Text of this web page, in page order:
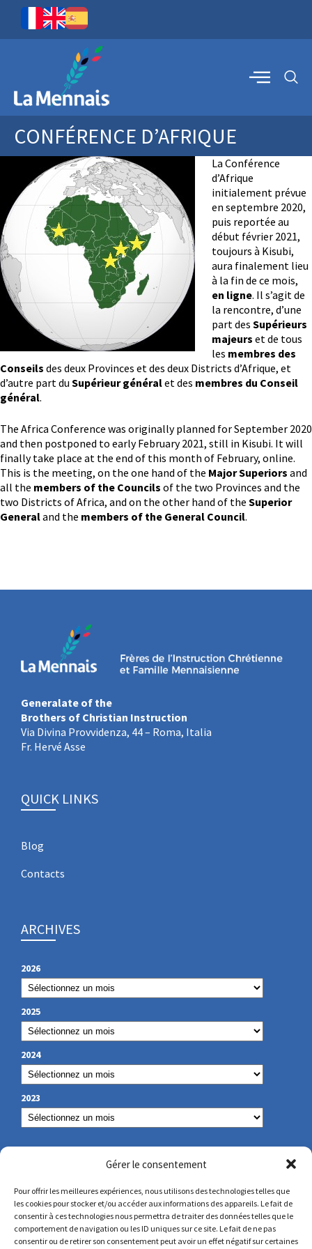
Gérer le consentement
Pour offrir les meilleures expériences, nous utilisons des technologies telles que
les cookies pour stocker et/ou accéder aux informations des appareils. Le fait de
consentir à ces technologies nous permettra de traiter des données telles que le
comportement de navigation ou les ID uniques sur ce site. Le fait de ne pas
consentir ou de retirer son consentement peut avoir un effet négatif sur certaines
CONFÉRENCE D’AFRIQUE
La Conférence
d’Afrique
initialement prévue
en septembre 2020,
puis reportée au
début février 2021,
toujours à Kisubi,
aura finalement lieu
à la fin de ce mois,
en ligne. Il s’agit de
la rencontre, d’une
part des Supérieurs
majeurs et de tous
les membres des
Conseils des deux Provinces et des deux Districts d’Afrique, et
d’autre part du Supérieur généralet des membres du Conseil
général.
The Africa Conference was originally planned for September 2020
and then postponed to early February 2021, still in Kisubi. It will
finally take place at the end of this month of February, online.
This is the meeting, on the one hand of the Major Superiors and
all the members of the Councils of the two Provinces and the
two Districts of Africa, and on the other hand of the Superior
Generaland the members of the General Council.
Generalate of the
Brothers of Christian Instruction
Via Divina Provvidenza, 44 – Roma, Italia
Fr. Hervé Asse
QUICK LINKS
Blog
Contacts
ARCHIVES
2026
2025
2024
2023
OUR CONTACT
secretariat@lamennais.org
protectionenfance@lamennais.org